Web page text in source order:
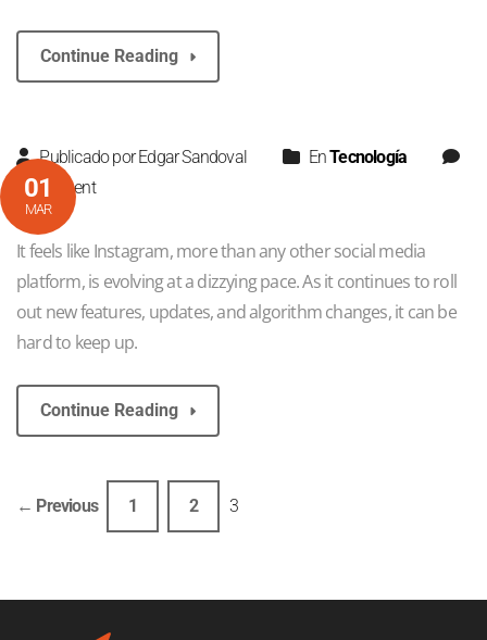
Continue Reading
01
MAR
Publicado por Edgar Sandoval EnTecnología
0 comment
It feels like Instagram, more than any other social media
platform, is evolving at a dizzying pace. As it continues to roll
out new features, updates, and algorithm changes, it can be
hard to keep up.
Continue Reading
← Previous 1 2 3